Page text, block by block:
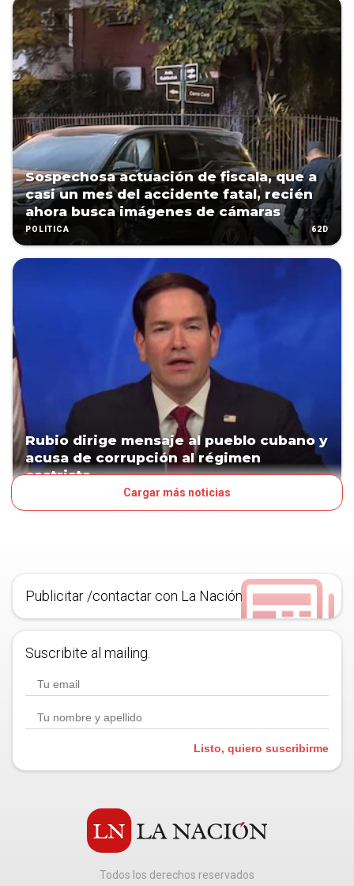
Sospechosa actuación de fiscala, que a
casi un mes del accidente fatal, recién
ahora busca imágenes de cámaras
POLÍTICA 62D
Rubio dirige mensaje al pueblo cubano y
acusa de corrupción al régimen
castrista
Cargar más noticias
Publicitar /contactar con La Nación
Suscribite al mailing.
Listo, quiero suscribirme
Todos los derechos reservados